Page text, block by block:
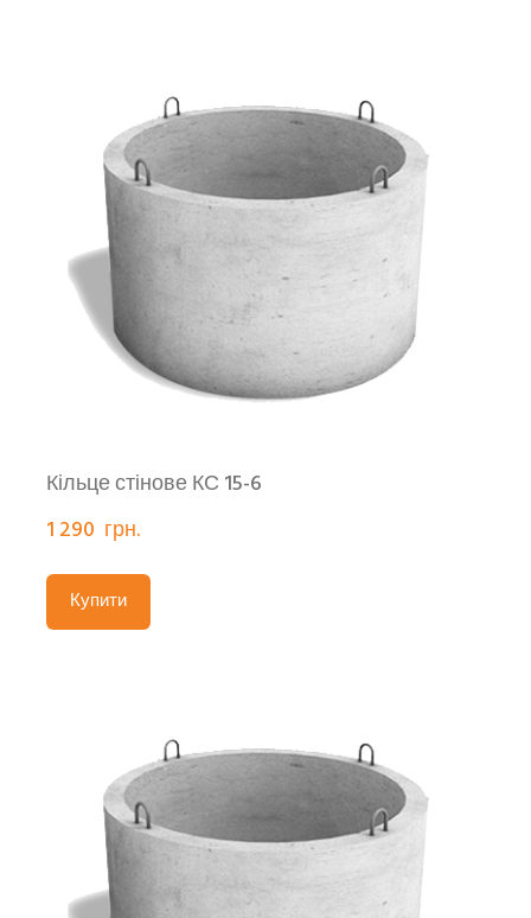
Кільце стінове КС 15-6
1 290  грн.
Купити